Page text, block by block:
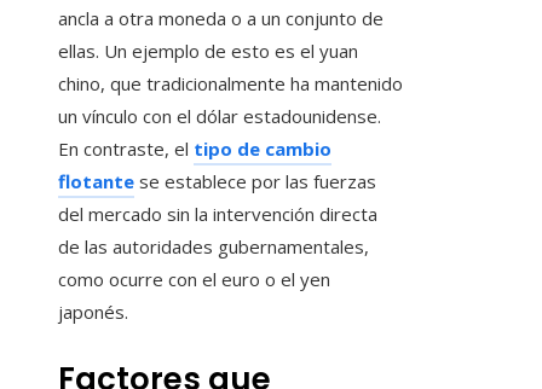
ancla a otra moneda o a un conjunto de
ellas. Un ejemplo de esto es el yuan
chino, que tradicionalmente ha mantenido
un vínculo con el dólar estadounidense.
En contraste, el tipo de cambio
flotante se establece por las fuerzas
del mercado sin la intervención directa
de las autoridades gubernamentales,
como ocurre con el euro o el yen
japonés.
Factores que